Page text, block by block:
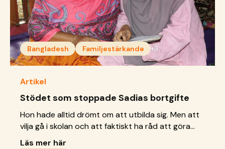
Bangladesh Familjestärkande +3
Artikel
Stödet som stoppade Sadias bortgifte
Hon hade alltid drömt om att utbilda sig. Men att
vilja gå i skolan och att faktiskt ha råd att göra
det, är två helt olika saker.
Läs mer här